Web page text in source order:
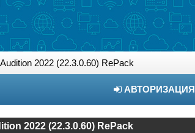
2022 (22.3.0.60) RePack
АВТОРИЗАЦИЯ
2022 (22.3.0.60) RePack